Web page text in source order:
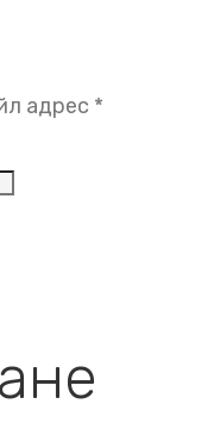
адрес *